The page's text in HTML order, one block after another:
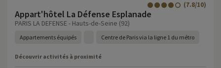
Appart'hôtel La Défense Esplanade
(7.8/10)
PARIS LA DEFENSE - Hauts-de-Seine (92)
Appartements équipés Centre de Paris via la ligne 1 du métro
Découvrir activités à proximité